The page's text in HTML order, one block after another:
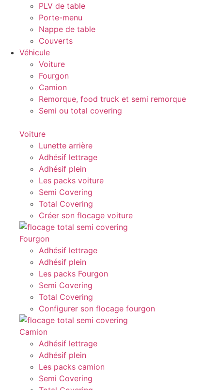
PLV de table
Porte-menu
Nappe de table
Couverts
Véhicule
Voiture
Fourgon
Camion
Remorque, food truck et semi remorque
Semi ou total covering
Voiture
Lunette arrière
Adhésif lettrage
Adhésif plein
Les packs voiture
Semi Covering
Total Covering
Créer son flocage voiture
Fourgon
Adhésif lettrage
Adhésif plein
Les packs Fourgon
Semi Covering
Total Covering
Configurer son flocage fourgon
Camion
Adhésif lettrage
Adhésif plein
Les packs camion
Semi Covering